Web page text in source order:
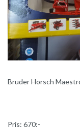
Bruder Horsch
Pris: 670:-